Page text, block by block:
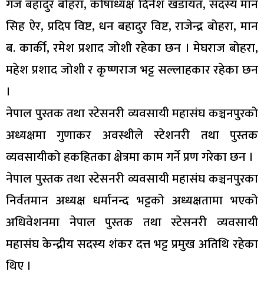
गज बहादुर बोहरा, कोषाध्यक्ष दिनेश खडायत, सदस्य मान
सिह ऐर, प्रदिप विष्ट, धन बहादुर विष्ट, राजेन्द्र बोहरा, मान
ब. कार्की, रमेश प्रशाद जोशी रहेका छन । मेघराज बोहरा,
महेश प्रशाद जोशी र कृष्णराज भट्ट सल्लाहकार रहेका छन
।
नेपाल पुस्तक तथा स्टेसनरी व्यवसायी महासंघ कञ्चनपुरको
अध्यक्षमा गुणाकर अवस्थीले स्टेशनरी तथा पुस्तक
व्यवसायीको हकहितका क्षेत्रमा काम गर्ने प्रण गरेका छन ।
नेपाल पुस्तक तथा स्टेसनरी व्यवसायी महासंघ कञ्चनपुरका
निर्वतमान अध्यक्ष धर्मानन्द भट्टको अध्यक्षतामा भएको
अधिवेशनमा नेपाल पुस्तक तथा स्टेसनरी व्यवसायी
महासंघ केन्द्रीय सदस्य शंकर दत्त भट्ट प्रमुख अतिथि रहेका
थिए ।